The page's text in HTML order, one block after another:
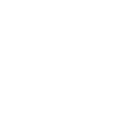
的支付方式。 讓您購物簡單
。
。